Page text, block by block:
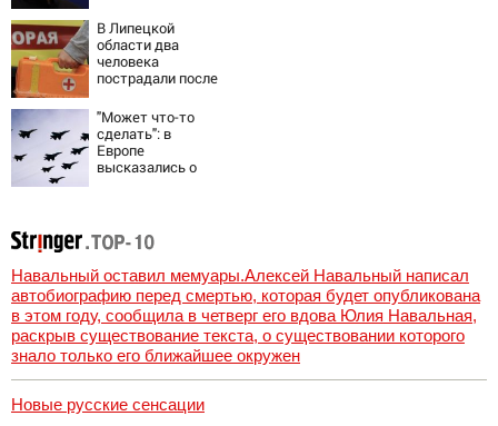
В Липецкой
области два
человека
пострадали после
"Может что-то
сделать": в
Европе
высказались о
Навальный оставил мемуары.Алексей Навальный написал
автобиографию перед смертью, которая будет опубликована
в этом году, сообщила в четверг его вдова Юлия Навальная,
раскрыв существование текста, о существовании которого
знало только его ближайшее окружен
Новые русские сенсации